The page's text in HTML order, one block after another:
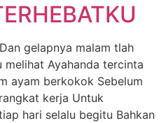
gelapnya malam tlah
Ayahanda tercinta
ayam berkokok Sebelum
kerja Untuk
hari selalu begitu Bahkan